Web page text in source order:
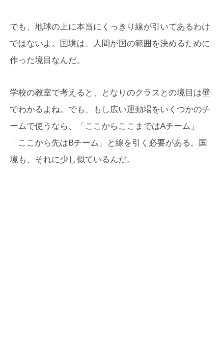
でも、地球の上に本当にくっきり線が引いてあるわけ
ではないよ。国境は、人間が国の範囲を決めるために
作った境目なんだ。
学校の教室で考えると、となりのクラスとの境目は壁
でわかるよね。でも、もし広い運動場をいくつかのチ
ームで使うなら、「ここからここまではAチーム」
「ここから先はBチーム」と線を引く必要がある。国
境も、それに少し似ているんだ。